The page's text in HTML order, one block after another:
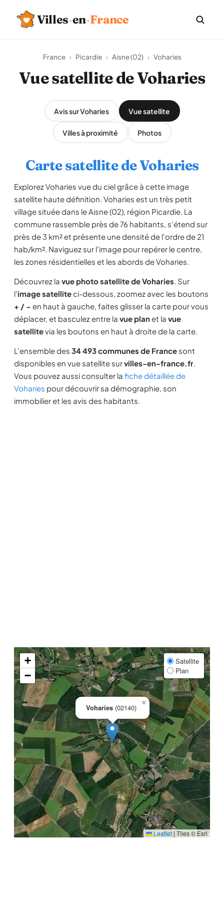
Villes·en·France
France › Picardie › Aisne (02) › Voharies
Vue satellite de Voharies
Avis sur Voharies Vue satellite
Villes à proximité Photos
Carte satellite de Voharies
Explorez Voharies vue du ciel grâce à cette image
satellite haute définition. Voharies est un très petit
village située dans le Aisne (02), région Picardie. La
commune rassemble près de 76 habitants, s'étend sur
près de 3 km² et présente une densité de l'ordre de 21
hab/km². Naviguez sur l'image pour repérer le centre,
les zones résidentielles et les abords de Voharies.
Découvrez la vue photo satellite de Voharies. Sur
l'image satelliteci-dessous, zoomez avec les boutons
+ / − en haut à gauche, faites glisser la carte pour vous
déplacer, et basculez entre la vue planet la vue
satellitevia les boutons en haut à droite de la carte.
L'ensemble des 34 493 communes de France sont
disponibles en vue satellite survilles-en-france.fr.
Vous pouvez aussi consulter la fiche détaillée de
Voharies pour découvrir sa démographie, son
immobilier et les avis des habitants.
Voharies (02140)
×
+
−
Satellite
Plan
Leaflet| Tiles © Esri